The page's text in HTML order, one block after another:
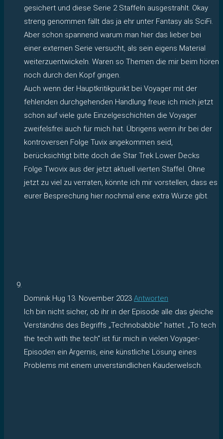
gesichert und diese Serie 2 Staffeln ausgestrahlt. Okay
streng genommen fällt das ja ehr unter Fantasy als SciFi.
Aber schon spannend warum man hier das lieber bei
einer externen Serie versucht, als sein eigens Material
weiterzuentwickeln. Waren so Themen die mir beim hören
noch durch den Kopf gingen.
Auch wenn der Hauptkritikpunkt bei Voyager mit der
fehlenden durchgehenden Handlung freue ich mich jetzt
schon auf viele gute Einzelgeschichten die Voyager
zweifelsfrei auch für mich hat. Übrigens wenn ihr bei der
kontroversen Folge Tuvix angekommen seid,
berücksichtigt bitte doch die Star Trek Lower Decks
Folge Twovix aus der jetzt aktuell vierten Staffel. Ohne
jetzt zu viel zu verraten, könnte ich mir vorstellen, dass es
eurer Besprechung hier nochmal eine extra Würze gibt.
Dominik Hug 13. November 2023 Antworten
Ich bin nicht sicher, ob ihr in der Episode alle das gleiche
Verständnis des Begriffs „Technobabble“ hattet. „To tech
the tech with the tech“ ist für mich in vielen Voyager-
Episoden ein Ärgernis, eine künstliche Lösung eines
Problems mit einem unverständlichen Kauderwelsch.